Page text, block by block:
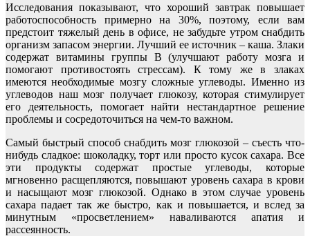
Исследования показывают, что хороший завтрак повышает
работоспособность примерно на 30%, поэтому, если вам
предстоит тяжелый день в офисе, не забудьте утром снабдить
организм запасом энергии. Лучший ее источник – каша. Злаки
содержат витамины группы В (улучшают работу мозга и
помогают противостоять стрессам). К тому же в злаках
имеются необходимые мозгу сложные углеводы. Именно из
углеводов наш мозг получает глюкозу, которая стимулирует
его деятельность, помогает найти нестандартное решение
проблемы и сосредоточиться на чем-то важном.
Самый быстрый способ снабдить мозг глюкозой – съесть что-
нибудь сладкое: шоколадку, торт или просто кусок сахара. Все
эти продукты содержат простые углеводы, которые
мгновенно расщепляются, повышают уровень сахара в крови
и насыщают мозг глюкозой. Однако в этом случае уровень
сахара падает так же быстро, как и повышается, и вслед за
минутным «просветлением» наваливаются апатия и
рассеянность.